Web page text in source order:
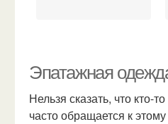
Эпатажная
Нельзя сказать, что кто-
часто обращается к